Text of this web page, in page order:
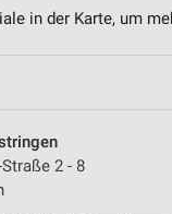
in der Karte, um
2 - 8